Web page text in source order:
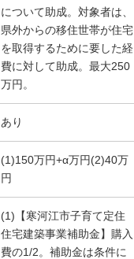
について助成。対象者は、
県外からの移住世帯が住宅
を取得するために要した経
費に対して助成。最大250
万円。
あり
(1)150万円+α万円(2)40万
円
(1)【寒河江市子育て定住
住宅建築事業補助金】購入
費の1/2。補助金は条件に